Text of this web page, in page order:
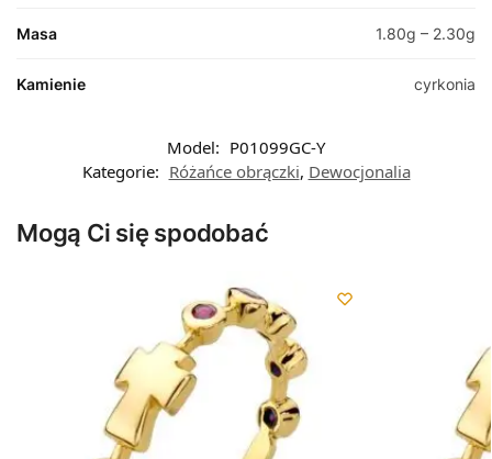
Masa 1.80g – 2.30g
Kamienie cyrkonia
Model: P01099GC-Y
Kategorie: Różańce obrączki, Dewocjonalia
Mogą Ci się spodobać